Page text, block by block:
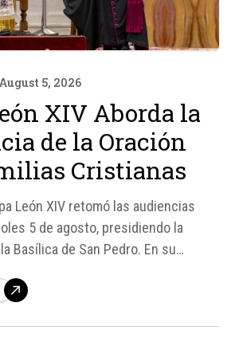
August 5, 2026
XIV Aborda la
de la Oración
Cristianas
León XIV retomó las audiencias
5 de agosto, presidiendo la
Basílica de San Pedro. En su
donde muchos la ven como algo